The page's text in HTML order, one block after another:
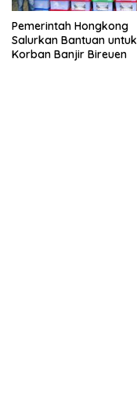
Pemerintah Hongkong
Salurkan Bantuan untuk
Korban Banjir Bireuen